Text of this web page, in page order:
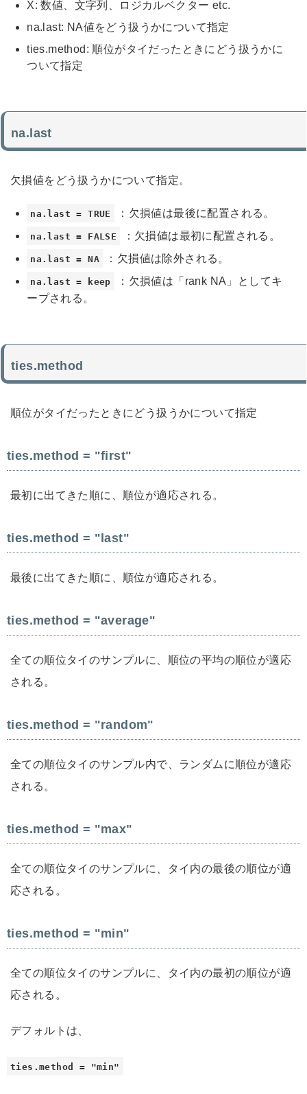
X: 数値、文字列、ロジカルベクター etc.
na.last: NA値をどう扱うかについて指定
ties.method: 順位がタイだったときにどう扱うかに
ついて指定
na.last
欠損値をどう扱うかについて指定。
na.last = TRUE ：欠損値は最後に配置される。
na.last = FALSE ：欠損値は最初に配置される。
na.last = NA ：欠損値は除外される。
na.last = keep
：欠損値は「rank NA」としてキ
ープされる。
ties.method
順位がタイだったときにどう扱うかについて指定
ties.method = "first"
最初に出てきた順に、順位が適応される。
ties.method = "last"
最後に出てきた順に、順位が適応される。
ties.method = "average"
全ての順位タイのサンプルに、順位の平均の順位が適応
される。
ties.method = "random"
全ての順位タイのサンプル内で、ランダムに順位が適応
される。
ties.method = "max"
全ての順位タイのサンプルに、タイ内の最後の順位が適
応される。
ties.method = "min"
全ての順位タイのサンプルに、タイ内の最初の順位が適
応される。
デフォルトは、
ties.method = "min"